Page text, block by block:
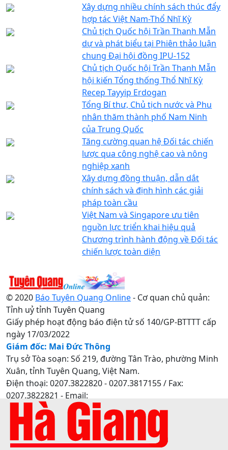
Xây dựng nhiều chính sách thúc đẩy
hợp tác Việt Nam-Thổ Nhĩ Kỳ
Chủ tịch Quốc hội Trần Thanh Mẫn
dự và phát biểu tại Phiên thảo luận
chung Đại hội đồng IPU-152
Chủ tịch Quốc hội Trần Thanh Mẫn
hội kiến Tổng thống Thổ Nhĩ Kỳ
Recep Tayyip Erdogan
Tổng Bí thư, Chủ tịch nước và Phu
nhân thăm thành phố Nam Ninh
của Trung Quốc
Tăng cường quan hệ Đối tác chiến
lược qua công nghệ cao và nông
nghiệp xanh
Xây dựng đồng thuận, dẫn dắt
chính sách và định hình các giải
pháp toàn cầu
Việt Nam và Singapore ưu tiên
nguồn lực triển khai hiệu quả
Chương trình hành động về Đối tác
chiến lược toàn diện
© 2020 Báo Tuyên Quang Online- Cơ quan chủ quản:
Tỉnh uỷ tỉnh Tuyên Quang
Giấy phép hoạt động báo điện tử số 140/GP-BTTTT cấp
ngày 17/03/2022
Giám đốc: Mai Đức Thông
Trụ sở Tòa soạn: Số 219, đường Tân Trào, phường Minh
Xuân, tỉnh Tuyên Quang, Việt Nam.
Điện thoại: 0207.3822820 - 0207.3817155 / Fax:
0207.3822821 - Email:
baotuyenquang.com.vn@gmail.com